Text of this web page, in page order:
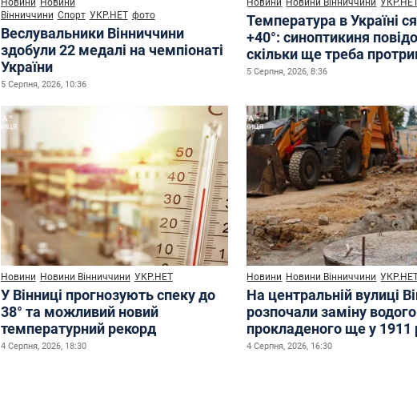
Новини Новини
Вінниччини Спорт УКР.НЕТ фото
Веслувальники Вінниччини
здобули 22 медалі на чемпіонаті
України
5 Серпня, 2026, 10:36
Новини Новини Вінниччини
Температура в Україні
+40°: синоптикиня
скільки ще треба
5 Серпня, 2026, 8:36
Новини Новини Вінниччини УКР.НЕТ
У Вінниці прогнозують спеку до
38° та можливий новий
температурний рекорд
4 Серпня, 2026, 18:30
Новини Новини Вінниччини
На центральній вулиці
розпочали заміну
прокладеного ще у 1911
4 Серпня, 2026, 16:30